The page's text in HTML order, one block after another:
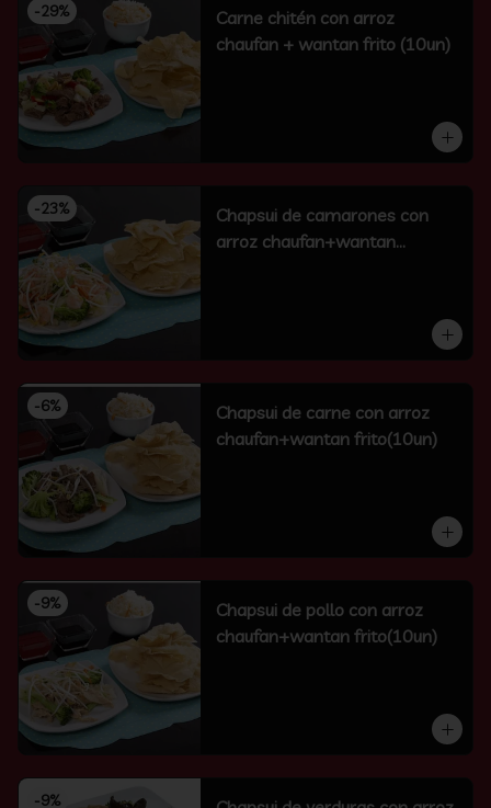
-29%
Carne chitén con arroz
chaufan + wantan frito (10un)
-23%
Chapsui de camarones con
arroz chaufan+wantan
-6%
Chapsui de carne con arroz
chaufan+wantan frito(10un)
-9%
Chapsui de pollo con arroz
chaufan+wantan frito(10un)
-9%